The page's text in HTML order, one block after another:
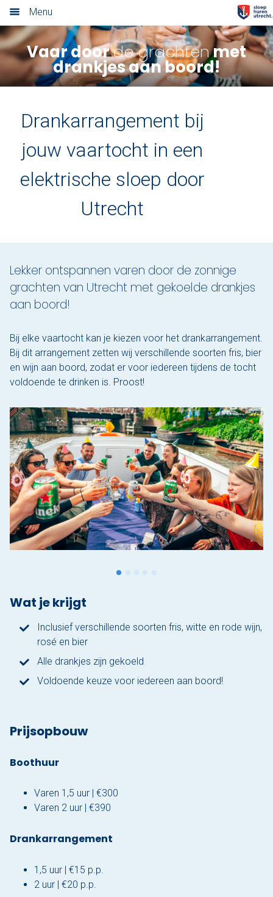
Menu
Home
Nieuwsoverzicht
Rondvaart met schipper
Opstaplocaties
Zelf varen in elektrosloep
Cateringmenu
Arrangementen
Varen & Borrel
Varen & Tapas
Varen & BBQ
Varen door Utrecht
Onze sloepen
Contact
Werken bij Sloep Huren Utrecht
Nu aanvragen
Vaar doorde grachtenmet
drankjes aan boord!
Drankarrangement bij
jouw vaartocht in een
elektrische sloep door
Utrecht
Lekker ontspannen varen door de zonnige
grachten van Utrecht met gekoelde drankjes
aan boord!
Bij elke vaartocht kan je kiezen voor het drankarrangement.
Bij dit arrangement zetten wij verschillende soorten fris, bier
en wijn aan boord, zodat er voor iedereen tijdens de tocht
voldoende te drinken is. Proost!
Wat je krijgt
Inclusief verschillende soorten fris, witte en rode wijn,
rosé en bier
Alle drankjes zijn gekoeld
Voldoende keuze voor iedereen aan boord!
Prijsopbouw
Boothuur
Varen 1,5 uur | €300
Varen 2 uur | €390
Drankarrangement
1,5 uur | €15 p.p.
2 uur | €20 p.p.